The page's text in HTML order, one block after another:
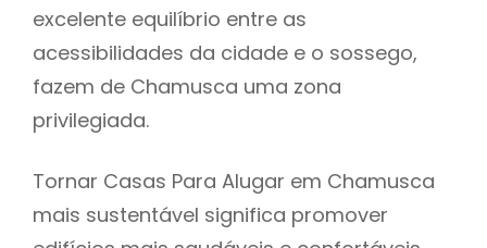
excelente equilíbrio entre as
acessibilidades da cidade e o sossego,
fazem de Chamusca uma zona
privilegiada.
Tornar Casas Para Alugar em Chamusca
mais sustentável significa promover